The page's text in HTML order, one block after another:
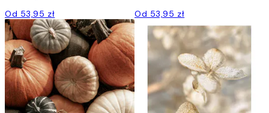
Od 53,95 zł Od 53,95 zł